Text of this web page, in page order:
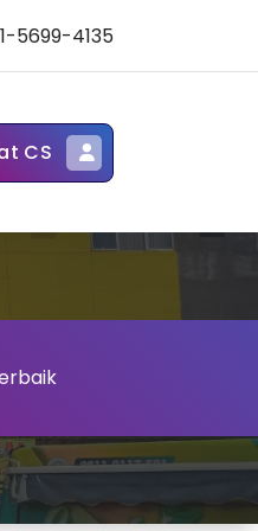
5699-4135
CS